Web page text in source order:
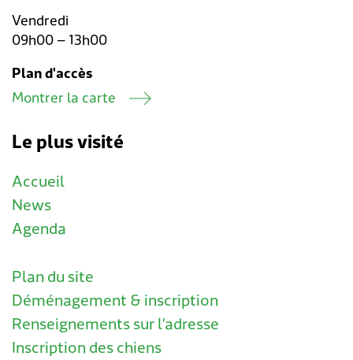
Vendredi
09h00 – 13h00
Plan d'accès
Montrer la carte
Le plus visité
Accueil
News
Agenda
Plan du site
Déménagement & inscription
Renseignements sur l'adresse
Inscription des chiens